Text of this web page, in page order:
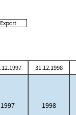
31.12.1998
1997 1998